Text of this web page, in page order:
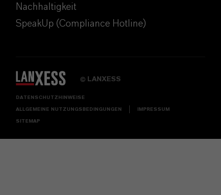
Nachhaltigkeit
SpeakUp (Compliance Hotline)
© LANXESS
DATENSCHUTZHINWEISE
ALLGEMEINE NUTZUNGSBEDINGUNGEN IMPRESSUM
SITEMAP